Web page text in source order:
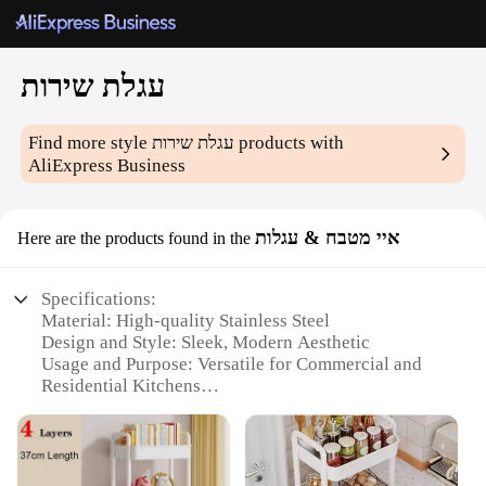
עגלת שירות
Find more styleעגלת שירות products with
AliExpress Business
Here are the products found in the איי מטבח & עגלות
Specifications:
Material: High-quality Stainless Steel
Design and Style: Sleek, Modern Aesthetic
Usage and Purpose: Versatile for Commercial and
Residential Kitchens
Clean
Shape and Size: Optimized for Space Efficiency
Weight: Lightweight for Easy Mobility